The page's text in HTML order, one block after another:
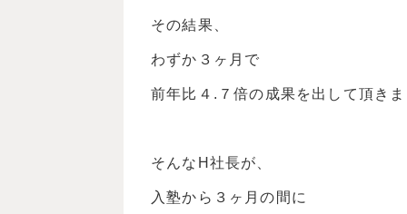
その結果、
わずか３ヶ月で
前年比４.７倍の成果を出して頂き
そんなH社長が、
入塾から３ヶ月の間に